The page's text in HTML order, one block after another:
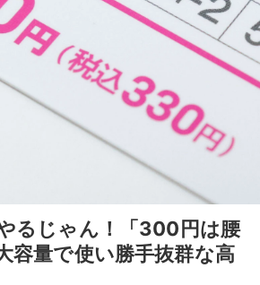
るじゃん！「300円は腰
容量で使い勝手抜群な高